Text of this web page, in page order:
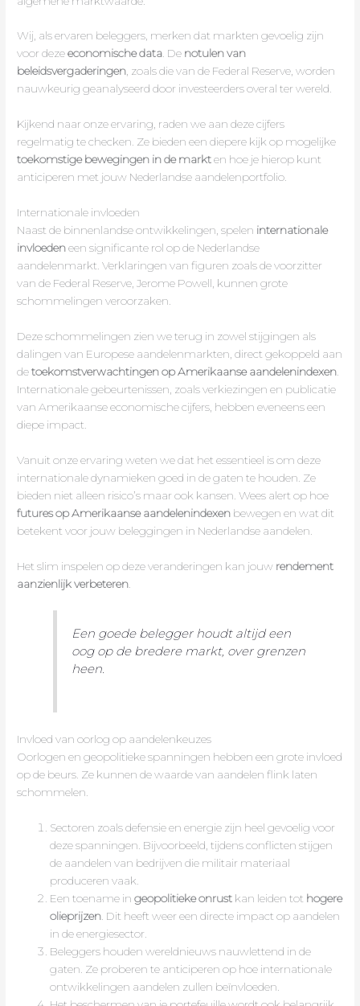
Wij, als ervaren beleggers, merken dat markten gevoelig zijn
voor dezeeconomische data. De notulen van
beleidsvergaderingen, zoals die van de Federal Reserve, worden
nauwkeurig geanalyseerd door investeerders overal ter wereld.
Kijkend naar onze ervaring, raden we aan deze cijfers
regelmatig te checken. Ze bieden een diepere kijk op mogelijke
toekomstige bewegingen in de markten hoe je hierop kunt
anticiperen met jouw Nederlandse aandelenportfolio.
Internationale invloeden
Naast de binnenlandse ontwikkelingen, spelen internationale
invloedeneen significante rol op de Nederlandse
aandelenmarkt. Verklaringen van figuren zoals de voorzitter
van de Federal Reserve, Jerome Powell, kunnen grote
schommelingen veroorzaken.
Deze schommelingen zien we terug in zowel stijgingen als
dalingen van Europese aandelenmarkten, direct gekoppeld aan
detoekomstverwachtingen op Amerikaanse aandelenindexen
Internationale gebeurtenissen, zoals verkiezingen en publicatie
van Amerikaanse economische cijfers, hebben eveneens een
diepe impact.
Vanuit onze ervaring weten we dat het essentieel is om deze
internationale dynamieken goed in de gaten te houden. Ze
bieden niet alleen risico’s maar ook kansen. Wees alert op hoe
futures op Amerikaanse aandelenindexen bewegen en wat dit
betekent voor jouw beleggingen in Nederlandse aandelen.
Het slim inspelen op deze veranderingen kan jouw rendement
aanzienlijk verbeteren
Een goede belegger houdt altijd een
oog op de bredere markt, over grenzen
heen.
Invloed van oorlog op aandelenkeuzes
Oorlogen en geopolitieke spanningen hebben een grote invloed
op de beurs. Ze kunnen de waarde van aandelen flink laten
schommelen.
Sectoren zoals defensie en energie zijn heel gevoelig voor
deze spanningen. Bijvoorbeeld, tijdens conflicten stijgen
de aandelen van bedrijven die militair materiaal
produceren vaak.
Een toename ingeopolitieke onrust kan leiden tot hogere
olieprijzen . Dit heeft weer een directe impact op aandelen
in de energiesector.
Beleggers houden wereldnieuws nauwlettend in de
gaten. Ze proberen te anticiperen op hoe internationale
ontwikkelingen aandelen zullen beïnvloeden.